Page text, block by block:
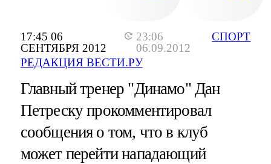
17:45 06
СЕНТЯБРЯ 2012
23:06
06.09.2012
РЕДАКЦИЯ ВЕСТИ.РУ
СПОРТ
Главный тренер "Динамо" Дан
Петреску прокомментировал
сообщения о том, что в клуб
может перейти нападающий